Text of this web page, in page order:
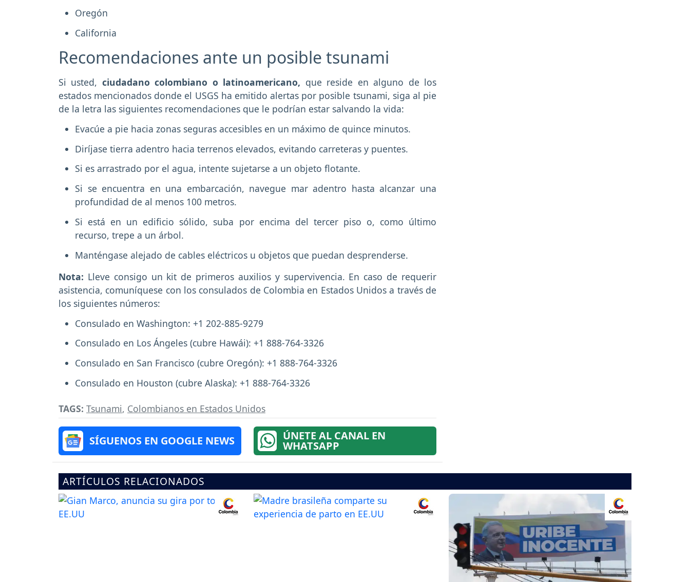
Oregón
California
Recomendaciones ante un posible tsunami
Si usted, ciudadano colombiano o latinoamericano, que reside en alguno de los
estados mencionados donde el USGS ha emitido alertas por posible tsunami, siga al pie
de la letra las siguientes recomendaciones que le podrían estar salvando la vida:
Evacúe a pie hacia zonas seguras accesibles en un máximo de quince minutos.
Diríjase tierra adentro hacia terrenos elevados, evitando carreteras y puentes.
Si es arrastrado por el agua, intente sujetarse a un objeto flotante.
Si se encuentra en una embarcación, navegue mar adentro hasta alcanzar una
profundidad de al menos 100 metros.
Si está en un edificio sólido, suba por encima del tercer piso o, como último
recurso, trepe a un árbol.
Manténgase alejado de cables eléctricos u objetos que puedan desprenderse.
Nota: Lleve consigo un kit de primeros auxilios y supervivencia. En caso de requerir
asistencia, comuníquese con los consulados de Colombia en Estados Unidos a través de
los siguientes números:
Consulado en Washington: +1 202-885-9279
Consulado en Los Ángeles (cubre Hawái): +1 888-764-3326
Consulado en San Francisco (cubre Oregón): +1 888-764-3326
Consulado en Houston (cubre Alaska): +1 888-764-3326
TAGS: Tsunami, Colombianos en Estados Unidos
SÍGUENOS EN GOOGLE NEWS ÚNETE AL CANAL EN
WHATSAPP
ARTÍCULOS RELACIONADOS